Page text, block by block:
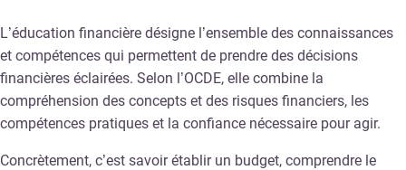
L’éducation financière désigne l’ensemble des connaissances
et compétences qui permettent de prendre des décisions
financières éclairées. Selon l’OCDE, elle combine la
compréhension des concepts et des risques financiers, les
compétences pratiques et la confiance nécessaire pour agir.
Concrètement, c’est savoir établir un budget, comprendre le